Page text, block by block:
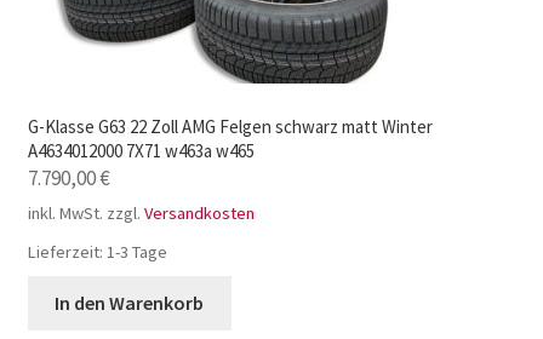
G-Klasse G63 22 Zoll AMG Felgen schwarz matt Winter
A4634012000 7X71 w463a w465
7.790,00€
inkl. MwSt. zzgl. Versandkosten
Lieferzeit: 1-3 Tage
In den Warenkorb